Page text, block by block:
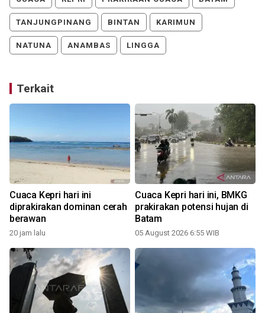
TANJUNGPINANG BINTAN KARIMUN
NATUNA ANAMBAS LINGGA
Terkait
Cuaca Kepri hari ini
diprakirakan dominan cerah
berawan
20 jam lalu
Cuaca Kepri hari ini, BMKG
prakirakan potensi hujan di
Batam
05 August 2026 6:55 WIB